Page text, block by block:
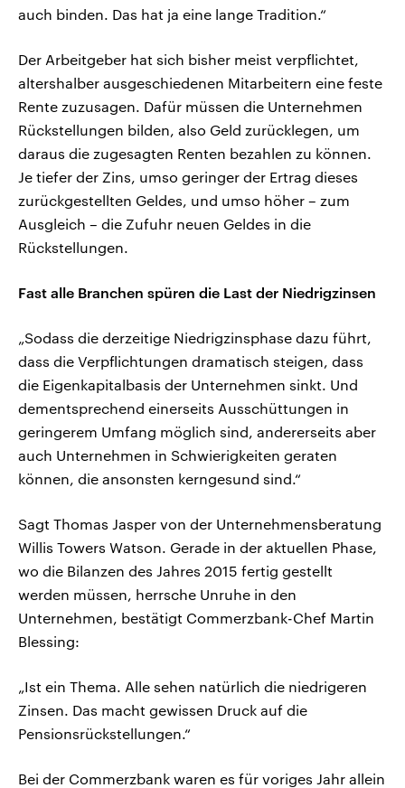
auch binden. Das hat ja eine lange Tradition.“
Der Arbeitgeber hat sich bisher meist verpflichtet,
altershalber ausgeschiedenen Mitarbeitern eine feste
Rente zuzusagen. Dafür müssen die Unternehmen
Rückstellungen bilden, also Geld zurücklegen, um
daraus die zugesagten Renten bezahlen zu können.
Je tiefer der Zins, umso geringer der Ertrag dieses
zurückgestellten Geldes, und umso höher – zum
Ausgleich – die Zufuhr neuen Geldes in die
Rückstellungen.
Fast alle Branchen spüren die Last der Niedrigzinsen
„Sodass die derzeitige Niedrigzinsphase dazu führt,
dass die Verpflichtungen dramatisch steigen, dass
die Eigenkapitalbasis der Unternehmen sinkt. Und
dementsprechend einerseits Ausschüttungen in
geringerem Umfang möglich sind, andererseits aber
auch Unternehmen in Schwierigkeiten geraten
können, die ansonsten kerngesund sind.“
Sagt Thomas Jasper von der Unternehmensberatung
Willis Towers Watson. Gerade in der aktuellen Phase,
wo die Bilanzen des Jahres 2015 fertig gestellt
werden müssen, herrsche Unruhe in den
Unternehmen, bestätigt Commerzbank-Chef Martin
Blessing:
„Ist ein Thema. Alle sehen natürlich die niedrigeren
Zinsen. Das macht gewissen Druck auf die
Pensionsrückstellungen.“
Bei der Commerzbank waren es für voriges Jahr allein